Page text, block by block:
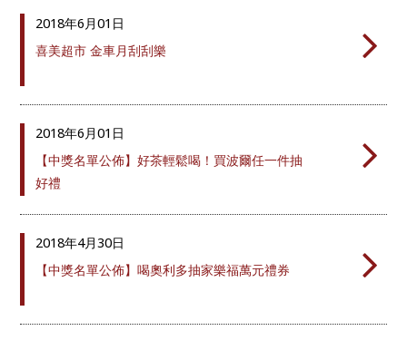
2018年6月01日
喜美超市 金車月刮刮樂
2018年6月01日
【中獎名單公佈】好茶輕鬆喝！買波爾任一件抽
好禮
2018年4月30日
【中獎名單公佈】喝奧利多抽家樂福萬元禮券